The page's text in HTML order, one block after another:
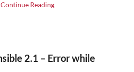
Continue Reading
2.1 – Error while